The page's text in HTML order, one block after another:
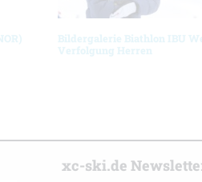
Bildergalerie Biathlon IBU
Verfolgung Herren
xc-ski.de